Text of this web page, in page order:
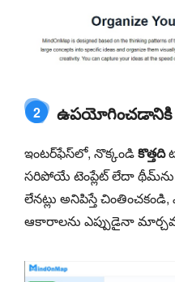
2 ఉపయోగించడానికి
ఇంటర్‌ఫేస్‌లో, నొక్కండికొత్తది
సరిపోయే టెంప్లేట్ లేదా థీమ్‌ను
లేనట్లు అనిపిస్తే
ఆకారాలను ఎప్పుడైనా